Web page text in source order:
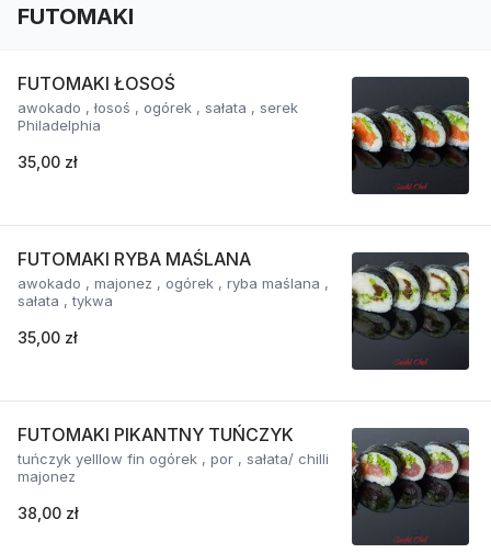
FUTOMAKI
FUTOMAKI ŁOSOŚ
awokado , łosoś , ogórek , sałata , serek
Philadelphia
35,00 zł
FUTOMAKI RYBA MAŚLANA
awokado , majonez , ogórek , ryba maślana ,
sałata , tykwa
35,00 zł
FUTOMAKI PIKANTNY TUŃCZYK
tuńczyk yelllow fin ogórek , por , sałata/ chilli
majonez
38,00 zł